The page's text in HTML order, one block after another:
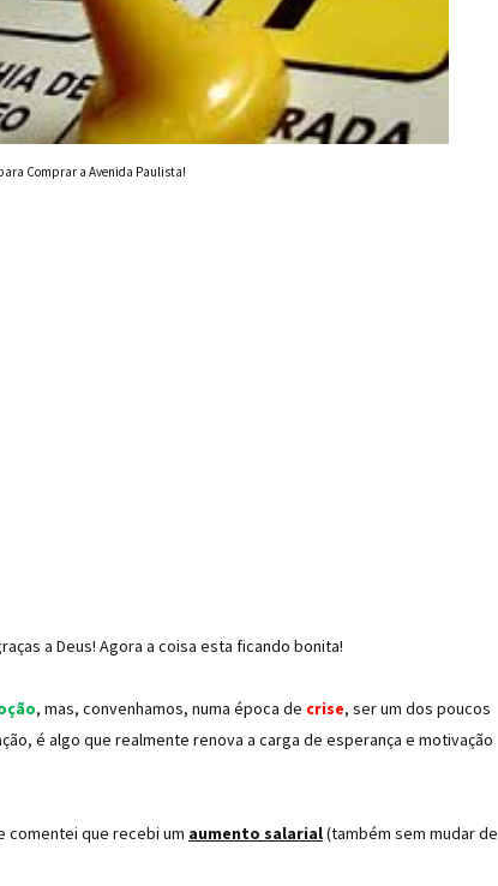
Comprar a Avenida Paulista!
a Deus! Agora a coisa esta ficando bonita!
, mas, convenhamos, numa época de crise, ser um dos poucos
é algo que realmente renova a carga de esperança e motivação
comentei que recebi um aumento salarial(também sem mudar de